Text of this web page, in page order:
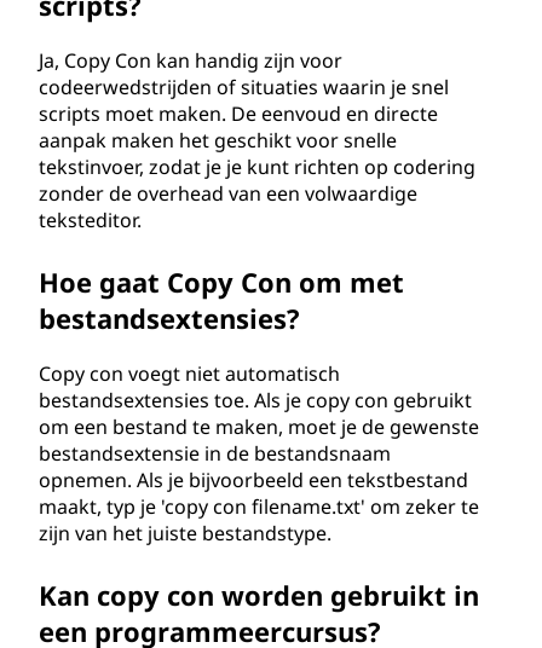
Ja, Copy Con kan handig zijn voor
codeerwedstrijden of situaties waarin je snel
scripts moet maken. De eenvoud en directe
aanpak maken het geschikt voor snelle
tekstinvoer, zodat je je kunt richten op codering
zonder de overhead van een volwaardige
teksteditor.
Hoe gaat Copy Con om met
bestandsextensies?
Copy con voegt niet automatisch
bestandsextensies toe. Als je copy con gebruikt
om een bestand te maken, moet je de gewenste
bestandsextensie in de bestandsnaam
opnemen. Als je bijvoorbeeld een tekstbestand
maakt, typ je 'copy con filename.txt' om zeker te
zijn van het juiste bestandstype.
Kan copy con worden gebruikt in
een programmeercursus?